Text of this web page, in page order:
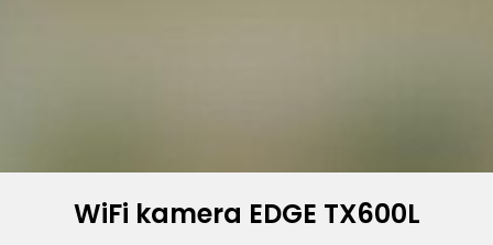
WiFi kamera EDGE TX600L